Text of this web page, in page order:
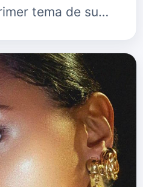
tema de su
de abril de …